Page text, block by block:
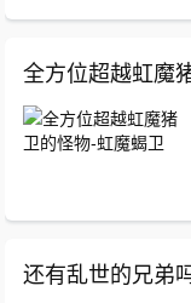
全方位超越虹魔
还有乱世的兄弟